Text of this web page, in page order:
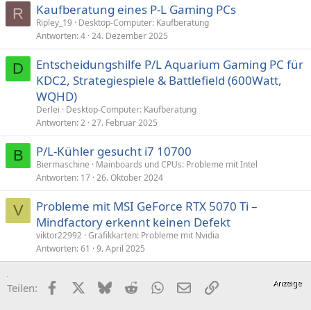
R Kaufberatung eines P-L Gaming PCs
Ripley_19
Desktop-Computer: Kaufberatung
Antworten 4 24. Dezember 2025
D
Entscheidungshilfe P/L Aquarium Gaming PC für
KDC2, Strategiespiele & Battlefield (600Watt,
WQHD)
Derlei
Desktop-Computer: Kaufberatung
Antworten 2 27. Februar 2025
B P/L-Kühler gesucht i7 10700
Biermaschine
Mainboards und CPUs: Probleme mit Intel
Antworten 17 26. Oktober 2024
V
Probleme mit MSI GeForce RTX 5070 Ti –
Mindfactory erkennt keinen Defekt
viktor22992 Grafikkarten: Probleme mit Nvidia
Antworten 61 9. April 2025
Teilen: FacebookX (Twitter)
BlueskyRedditWhatsApp
E-MailLink